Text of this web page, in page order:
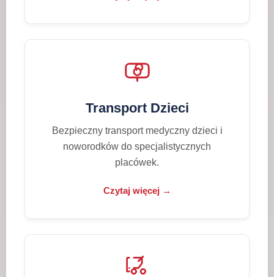
Transport Dzieci
Bezpieczny transport medyczny dzieci i
noworodków do specjalistycznych
placówek.
Czytaj więcej →